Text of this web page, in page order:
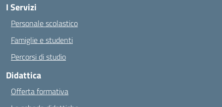
I Servizi
Personale scolastico
Famiglie e studenti
Percorsi di studio
Didattica
Offerta formativa